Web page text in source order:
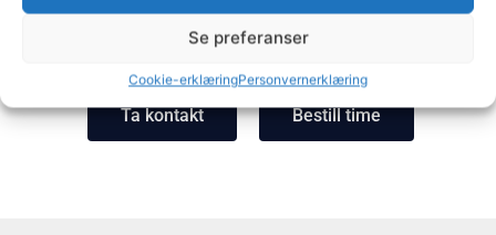
Se preferanser
Cookie-erklæringPersonvernerklæring
Ta kontakt Bestill time